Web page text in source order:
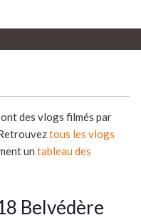
des vlogs filmés par
tous les vlogs
un tableau des
Belvédère